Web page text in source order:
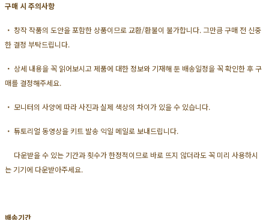
구매 시 주의사항
・ 창작 작품의 도안을 포함한 상품이므로 교환/환불이 불가합니다. 그만큼 구매 전 신중
한 결정 부탁드립니다.
・ 상세 내용을 꼭 읽어보시고 제품에 대한 정보와 기재해 둔 배송일정을 꼭 확인한 후 구
매를 결정해주세요.
・ 모니터의 사양에 따라 사진과 실제 색상의 차이가 있을 수 있습니다.
・ 튜토리얼 동영상을 키트 발송 익일 메일로 보내드립니다.
다운받을 수 있는 기간과 횟수가 한정적이므로 바로 뜨지 않더라도 꼭 미리 사용하시
는 기기에 다운받아주세요.
배송기간